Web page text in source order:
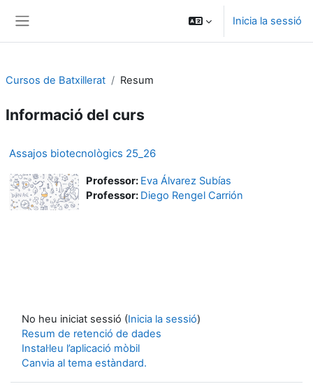
Inicia la sessió
Cursos de Batxillerat Resum
Informació del curs
Assajos biotecnològics 25_26
Professor: Eva Álvarez Subías
Professor: Diego Rengel Carrión
No heu iniciat sessió (Inicia la sessió)
Resum de retenció de dades
Instal·leu l’aplicació mòbil
Canvia al tema estàndard.